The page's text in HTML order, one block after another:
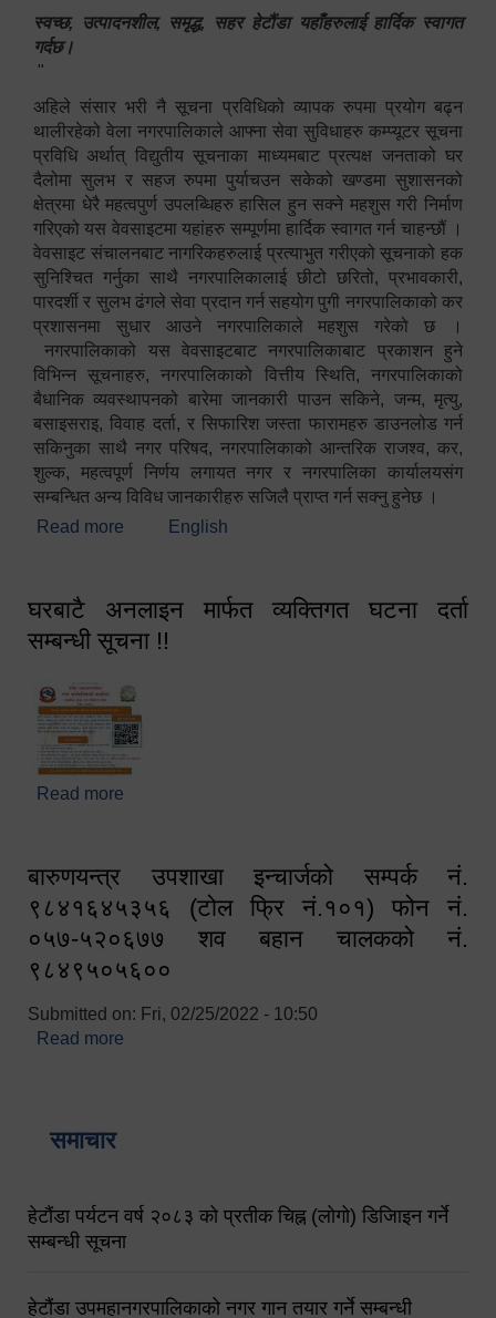
स्वच्छ, उत्पादनशील, समृद्ध, सहर हेटौंडा यहाँहरुलाई हार्दिक स्वागत
गर्दछ।
"
अहिले संसार भरी नै सूचना प्रविधिको व्यापक रुपमा प्रयोग बढ्न
थालीरहेको वेला नगरपालिकाले आफ्ना सेवा सुविधाहरु कम्प्यूटर सूचना
प्रविधि अर्थात् विद्युतीय सूचनाका माध्यमबाट प्रत्यक्ष जनताको घर
दैलोमा सुलभ र सहज रुपमा पुर्याचउन सकेको खण्डमा सुशासनको
क्षेत्रमा धेरै महत्वपुर्ण उपलब्धिहरु हासिल हुन सक्ने महशुस गरी निर्माण
गरिएको यस वेवसाइटमा यहांहरु सम्पूर्णमा हार्दिक स्वागत गर्न चाहन्छौं ।
वेवसाइट संचालनबाट नागरिकहरुलाई प्रत्याभुत गरीएको सूचनाको हक
सुनिश्चित गर्नुका साथै नगरपालिकालाई छीटो छरितो, प्रभावकारी,
पारदर्शी र सुलभ ढंगले सेवा प्रदान गर्न सहयोग पुगी नगरपालिकाको कर
प्रशासनमा सुधार आउने नगरपालिकाले महशुस गरेको छ ।
नगरपालिकाको यस वेवसाइटबाट नगरपालिकाबाट प्रकाशन हुने
विभिन्न सूचनाहरु, नगरपालिकाको वित्तीय स्थिति, नगरपालिकाको
बैधानिक व्यवस्थापनको बारेमा जानकारी पाउन सकिने, जन्म, मृत्यु,
बसाइसराइ, विवाह दर्ता, र सिफारिश जस्ता फारामहरु डाउनलोड गर्न
सकिनुका साथै नगर परिषद, नगरपालिकाको आन्तरिक राजश्व, कर,
शुल्क, महत्वपूर्ण निर्णय लगायत नगर र नगरपालिका कार्यालयसंग
सम्बन्धित अन्य विविध जानकारीहरु सजिलै प्राप्त गर्न सक्नु हुनेछ ।
Read more about स्वागतम!!!
English
घरबाटै अनलाइन मार्फत व्यक्तिगत घटना दर्ता
सम्बन्धी सूचना !!
Read more
बारुणयन्त्र उपशाखा इन्चार्जको सम्पर्क नं.
९८४१६४५३५६ (टोल फ्रि नं.१०१) फोन नं.
०५७-५२०६७७ शव बहान चालकको नं.
९८४९५०५६००
Submitted on: Fri, 02/25/2022 - 10:50
Read more
समाचार
हेटौंडा पर्यटन वर्ष २०८३ को प्रतीक चिह्न (लोगो) डिजिाइन गर्ने
सम्बन्धी सूचना
हेटौंडा उपमहानगरपालिकाको नगर गान तयार गर्ने सम्बन्धी